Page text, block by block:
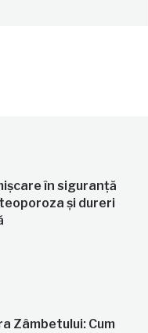
în siguranță
și dureri
Zâmbetului: Cum